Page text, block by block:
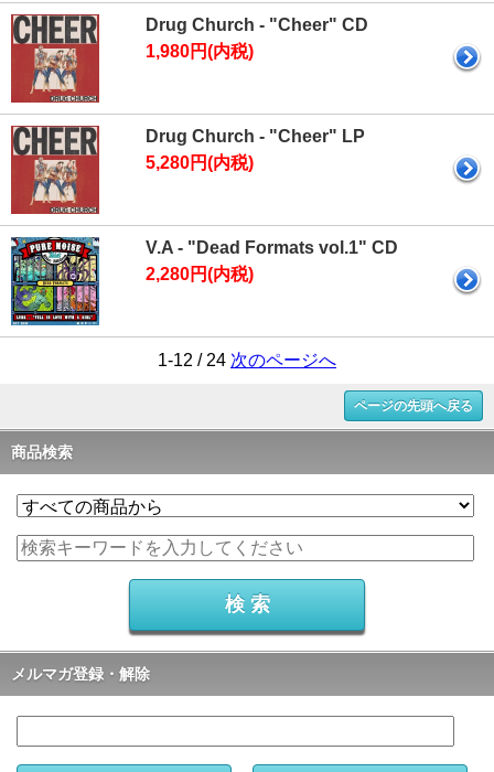
Drug Church - "Cheer" CD
1,980円(内税)
Drug Church - "Cheer" LP
5,280円(内税)
V.A - "Dead Formats vol.1" CD
2,280円(内税)
1-12 / 24 次のページへ
ページの先頭へ戻る
商品検索
メルマガ登録・解除